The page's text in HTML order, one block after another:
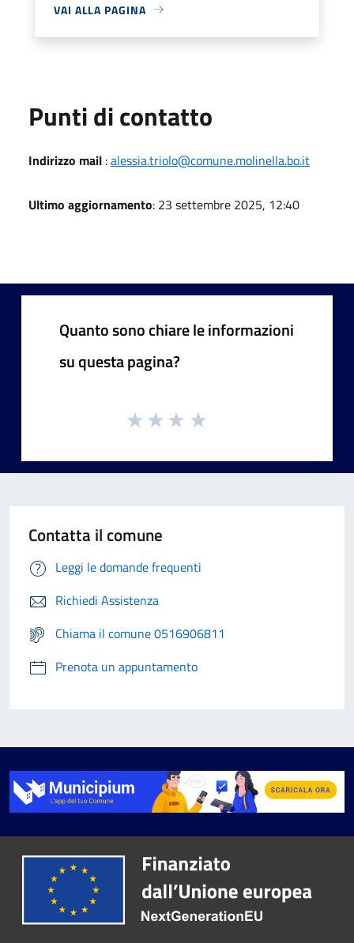
VAI ALLA PAGINA
Punti di contatto
Indirizzo mail :alessia.triolo@comune.molinella.bo.it
Ultimo aggiornamento: 23 settembre 2025, 12:40
Quanto sono chiare le informazioni
su questa pagina?
Contatta il comune
Leggi le domande frequenti
Richiedi Assistenza
Chiama il comune 0516906811
Prenota un appuntamento